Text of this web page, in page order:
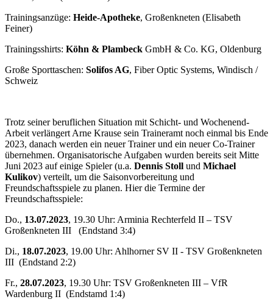
Trainingsanzüge: Heide-Apotheke, Großenkneten (Elisabeth
Feiner)
Trainingsshirts: Köhn & Plambeck GmbH & Co. KG, Oldenburg
Große Sporttaschen: Solifos AG, Fiber Optic Systems, Windisch /
Schweiz
Trotz seiner beruflichen Situation mit Schicht- und Wochenend-
Arbeit verlängert Arne Krause sein Traineramt noch einmal bis Ende
2023, danach werden ein neuer Trainer und ein neuer Co-Trainer
übernehmen. Organisatorische Aufgaben wurden bereits seit Mitte
Juni 2023 auf einige Spieler (u.a. Dennis Stoll und Michael
Kulikov) verteilt, um die Saisonvorbereitung und
Freundschaftsspiele zu planen. Hier die Termine der
Freundschaftsspiele:
Do., 13.07.2023, 19.30 Uhr: Arminia Rechterfeld II – TSV
Großenkneten III (Endstand 3:4)
Di., 18.07.2023, 19.00 Uhr: Ahlhorner SV II - TSV Großenkneten
III (Endstand 2:2)
Fr., 28.07.2023, 19.30 Uhr: TSV Großenkneten III – VfR
Wardenburg II (Endstamd 1:4)